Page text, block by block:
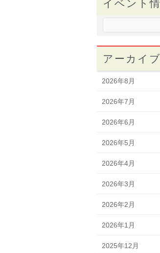
イベント
アーカイブ
2026年8月
2026年7月
2026年6月
2026年5月
2026年4月
2026年3月
2026年2月
2026年1月
2025年12月